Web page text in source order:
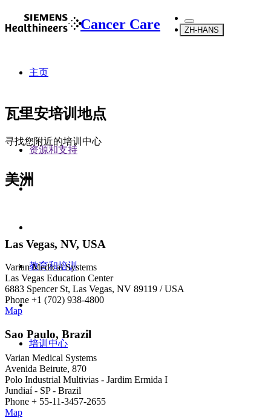
Cancer Care ZH-HANS
主页
资源和支持
教育和培训
培训中心
瓦里安培训地点
寻找您附近的培训中心
美洲
Las Vegas, NV, USA
Varian Medical Systems
Las Vegas Education Center
6883 Spencer St, Las Vegas, NV 89119 / USA
Phone +1 (702) 938-4800
Map
Sao Paulo, Brazil
Varian Medical Systems
Avenida Beirute, 870
Polo Industrial Multivias - Jardim Ermida I
Jundiaí - SP - Brazil
Phone + 55-11-3457-2655
Map